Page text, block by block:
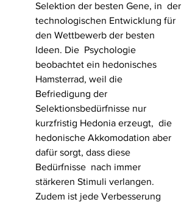
Selektion der besten Gene, in  der
technologischen Entwicklung für
den Wettbewerb der besten
Ideen. Die  Psychologie
beobachtet ein hedonisches
Hamsterrad, weil die
Befriedigung der
Selektionsbedürfnisse nur
kurzfristig Hedonia erzeugt,  die
hedonische Akkomodation aber
dafür sorgt, dass diese
Bedürfnisse  nach immer
stärkeren Stimuli verlangen.
Zudem ist jede Verbesserung